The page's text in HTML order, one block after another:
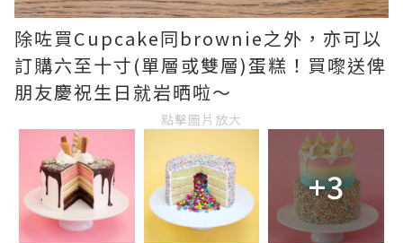
除咗買Cupcake同brownie之外，亦可以
訂購六至十寸(單層或雙層)蛋糕！買嚟送俾
朋友慶祝生日就岩晒啦～
點擊圖片放大
+3